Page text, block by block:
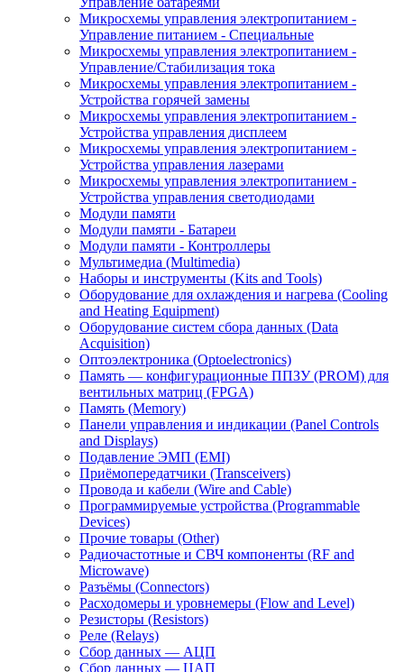
Микросхемы управления электропитанием -
Управление питанием - Специальные
Микросхемы управления электропитанием -
Управление/Стабилизация тока
Микросхемы управления электропитанием -
Устройства горячей замены
Микросхемы управления электропитанием -
Устройства управления дисплеем
Микросхемы управления электропитанием -
Устройства управления лазерами
Микросхемы управления электропитанием -
Устройства управления светодиодами
Модули памяти
Модули памяти - Батареи
Модули памяти - Контроллеры
Мультимедиа (Multimedia)
Наборы и инструменты (Kits and Tools)
Оборудование для охлаждения и нагрева (Cooling
and Heating Equipment)
Оборудование систем сбора данных (Data
Acquisition)
Оптоэлектроника (Optoelectronics)
Память — конфигурационные ППЗУ (PROM) для
вентильных матриц (FPGA)
Память (Memory)
Панели управления и индикации (Panel Controls
and Displays)
Подавление ЭМП (EMI)
Приёмопередатчики (Transceivers)
Провода и кабели (Wire and Cable)
Программируемые устройства (Programmable
Devices)
Прочие товары (Other)
Радиочастотные и СВЧ компоненты (RF and
Microwave)
Разъёмы (Connectors)
Расходомеры и уровнемеры (Flow and Level)
Резисторы (Resistors)
Реле (Relays)
Сбор данных — АЦП
Сбор данных — ЦАП